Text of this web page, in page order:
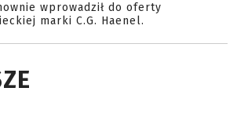
wprowadził do oferty
marki C.G. Haenel.